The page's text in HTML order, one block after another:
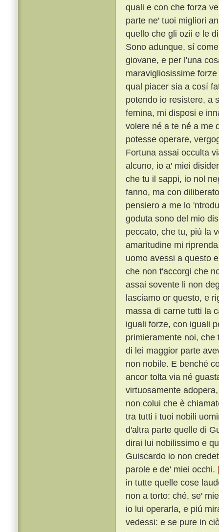
quali e con che forza
parte ne' tuoi migliori
quello che gli ozii e le
Sono adunque, sí
giovane, e per l'una
maravigliosissime
qual piacer sia a cosí
potendo io resistere, a
femina, mi disposi e
volere né a te né a me
potesse operare,
Fortuna assai occulta
alcuno, io a' miei
che tu il sappi, io nol
fanno, ma con
pensiero a me lo
goduta sono del mio
peccato, che tu, piú la
amaritudine mi
uomo avessi a questo
che non t'accorgi che
assai sovente li non
lasciamo or questo, e
massa di carne tutti la
iguali forze, con iguali
primieramente noi,
di lei maggior parte
non nobile. E benché
ancor tolta via né
virtuosamente
non colui che è
tra tutti i tuoi nobili
d'altra parte quelle di
dirai lui nobilissimo e
Guiscardo io non
parole e de' miei occhi.
in tutte quelle cose
non a torto: ché, se'
io lui operarla, e piú
vedessi: e se pure in